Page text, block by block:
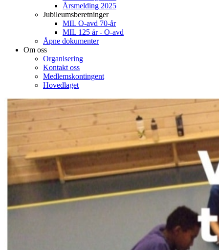
Årsmelding 2025
Jubileumsberetninger
MIL O-avd 70-år
MIL 125 år - O-avd
Åpne dokumenter
Om oss
Organisering
Kontakt oss
Medlemskontingent
Hovedlaget